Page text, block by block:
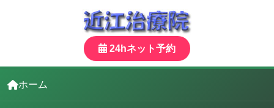
24hネット予約
ホーム